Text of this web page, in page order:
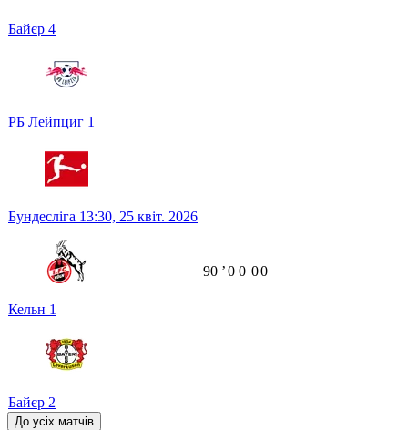
Байєр 4
РБ Лейпциг 1
Бундесліга 13:30, 25 квіт. 2026
Кельн 1
Байєр 2
90 ʼ0 0 00
До усіх матчів